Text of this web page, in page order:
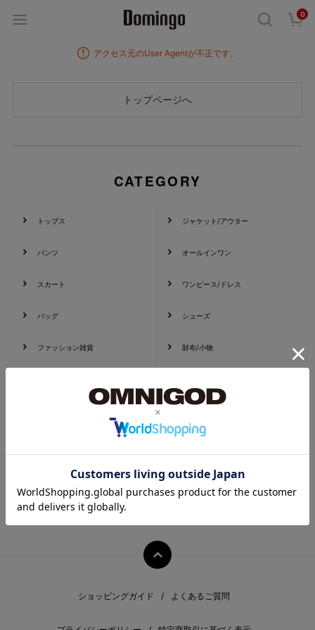
0
アクセス元のUser Agentが不正です。
CATEGORY
トップス ジャケット/アウター
パンツ オールインワン
スカート ワンピース/ドレス
バッグ シューズ
ファッション雑貨 財布/小物
ショッピングガイド よくあるご質問